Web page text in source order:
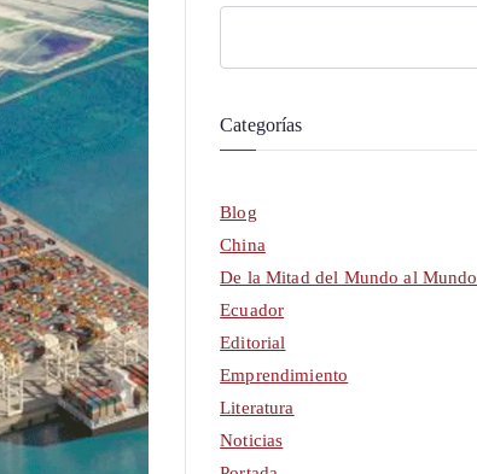
Categorías
Blog
China
De la Mitad del Mundo al Mundo
Ecuador
Editorial
Emprendimiento
Literatura
Noticias